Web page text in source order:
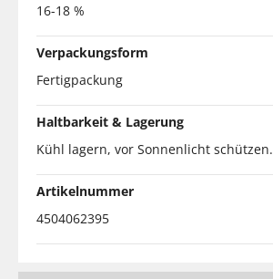
16-18 %
Verpackungsform
Fertigpackung
Haltbarkeit & Lagerung
Kühl lagern, vor Sonnenlicht schützen.
Artikelnummer
4504062395